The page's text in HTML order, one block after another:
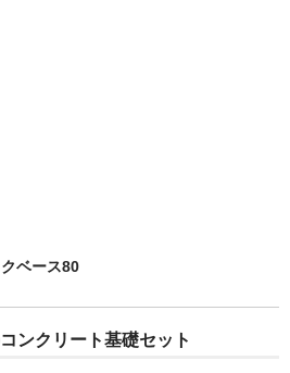
ベース80
ンクリート基礎セット